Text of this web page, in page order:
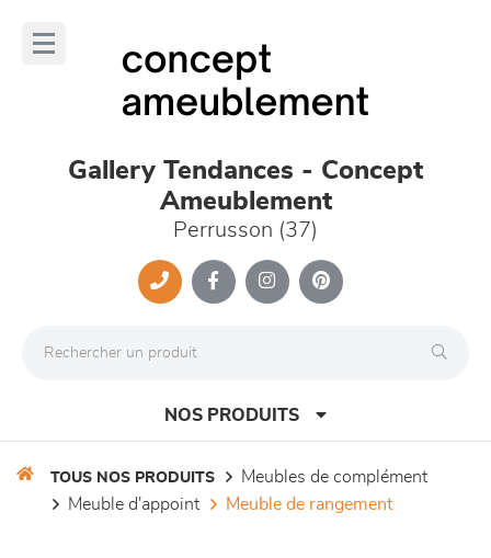
Gallery Tendances - Concept
Ameublement
Perrusson (37)
NOS PRODUITS
TOUS NOS PRODUITS
meubles de complément
meuble d'appoint
meuble de rangement